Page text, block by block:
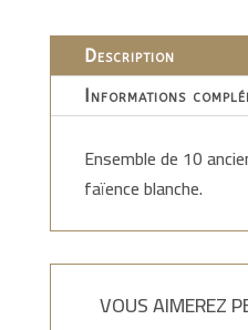
Description
Informations
Ensemble de 10
faïence blanche.
VOUS AIMEREZ